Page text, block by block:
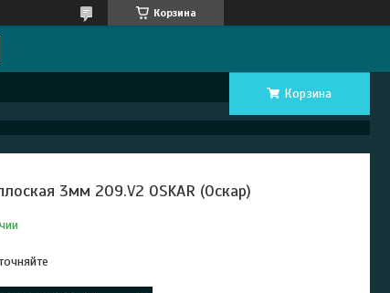
Корзина
Корзина
3мм 209.V2 OSKAR (Оскар)